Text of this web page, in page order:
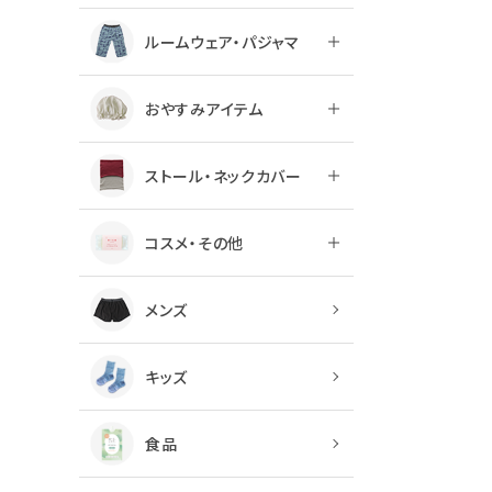
ルームウェア・パジャマ
おやすみアイテム
ストール・ネックカバー
コスメ・その他
メンズ
キッズ
食品